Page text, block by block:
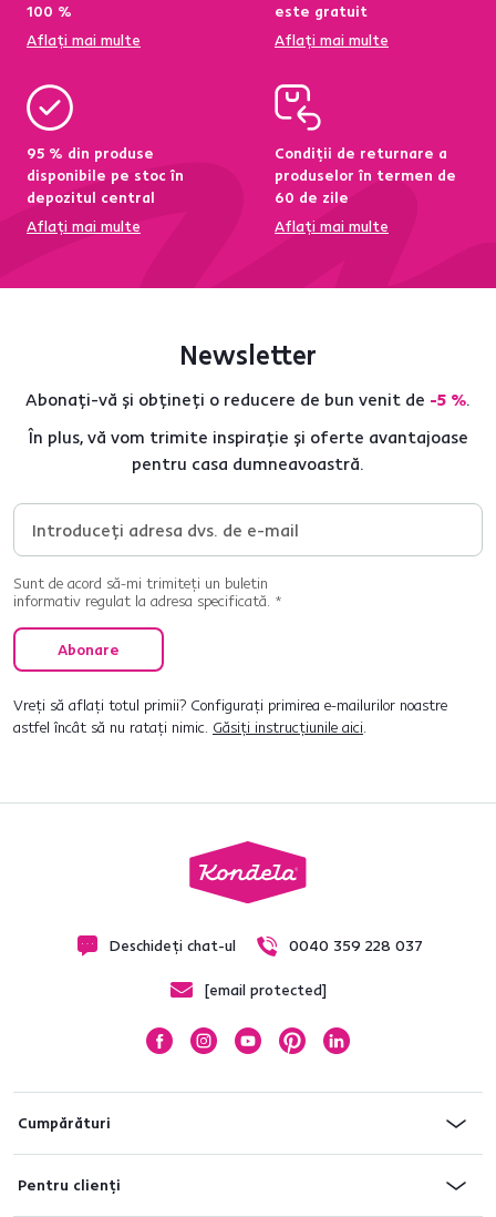
100 %
Aflați mai multe
este gratuit
Aflați mai multe
95 % din produse
disponibile pe stoc în
depozitul central
Aflați mai multe
Condiții de returnare a
produselor în termen de
60 de zile
Aflați mai multe
Newsletter
Abonați-vă și obțineți o reducere de bun venit de -5 %.
În plus, vă vom trimite inspirație și oferte avantajoase
pentru casa dumneavoastră.
Sunt de acord să-mi trimiteți un buletin
informativ regulat la adresa specificată. *
Abonare
Vreți să aflați totul primii? Configurați primirea e-mailurilor noastre
astfel încât să nu ratați nimic. Găsiți instrucțiunile aici.
Deschideți chat-ul 0040 359 228 037
[email protected]
Cumpărături
Pentru clienți